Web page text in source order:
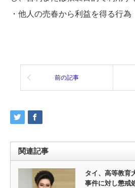
・他人の売春から利益を得る行為
前の記事
関連記事
タイ、高等教育
事件に対し懲戒